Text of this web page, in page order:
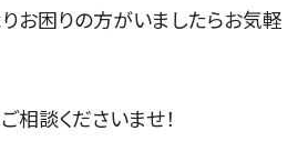
お困りの方がいましたらお気軽
相談くださいませ！